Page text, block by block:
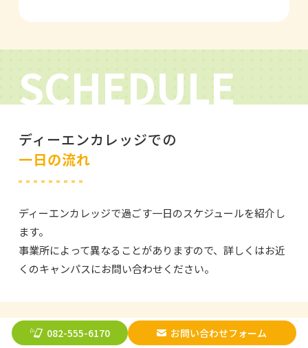
SCHEDULE
ディーエンカレッジでの
一日の流れ
ディーエンカレッジで過ごす一日のスケジュールを紹介し
ます。
事業所によって異なることがありますので、詳しくはお近
くのキャンパスにお問い合わせください。
082-555-6170 お問い合わせフォーム